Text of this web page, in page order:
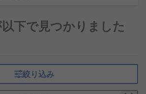
下で見つかりました
絞り込み